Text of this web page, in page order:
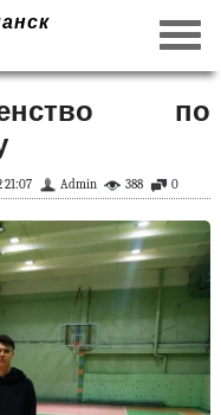
по
0
388
Admin
21:07